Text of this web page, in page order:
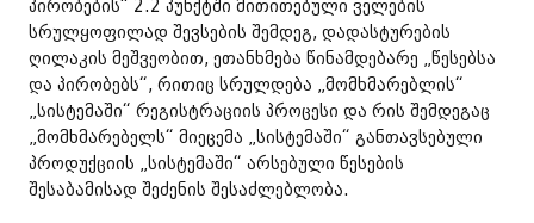
პირობების“ 2.2 პუნქტში მითითებული ველების
სრულყოფილად შევსების შემდეგ, დადასტურების
ღილაკის მეშვეობით, ეთანხმება წინამდებარე „წესებსა
და პირობებს“, რითიც სრულდება „მომხმარებლის“
„სისტემაში“ რეგისტრაციის პროცესი და რის შემდეგაც
„მომხმარებელს“ მიეცემა „სისტემაში“ განთავსებული
პროდუქციის „სისტემაში“ არსებული წესების
შესაბამისად შეძენის შესაძლებლობა.